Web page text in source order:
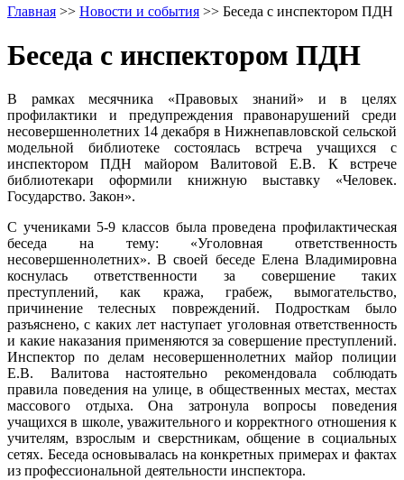
Главная >> Новости и события >> Беседа с инспектором ПДН
Беседа с инспектором ПДН
В рамках месячника «Правовых знаний» и в целях
профилактики и предупреждения правонарушений среди
несовершеннолетних 14 декабря в Нижнепавловской сельской
модельной библиотеке состоялась встреча учащихся с
инспектором ПДН майором Валитовой Е.В. К встрече
библиотекари оформили книжную выставку «Человек.
Государство. Закон».
С учениками 5-9 классов была проведена профилактическая
беседа на тему: «Уголовная ответственность
несовершеннолетних». В своей беседе Елена Владимировна
коснулась ответственности за совершение таких
преступлений, как кража, грабеж, вымогательство,
причинение телесных повреждений. Подросткам было
разъяснено, с каких лет наступает уголовная ответственность
и какие наказания применяются за совершение преступлений.
Инспектор по делам несовершеннолетних майор полиции
Е.В. Валитова настоятельно рекомендовала соблюдать
правила поведения на улице, в общественных местах, местах
массового отдыха. Она затронула вопросы поведения
учащихся в школе, уважительного и корректного отношения к
учителям, взрослым и сверстникам, общение в социальных
сетях. Беседа основывалась на конкретных примерах и фактах
из профессиональной деятельности инспектора.